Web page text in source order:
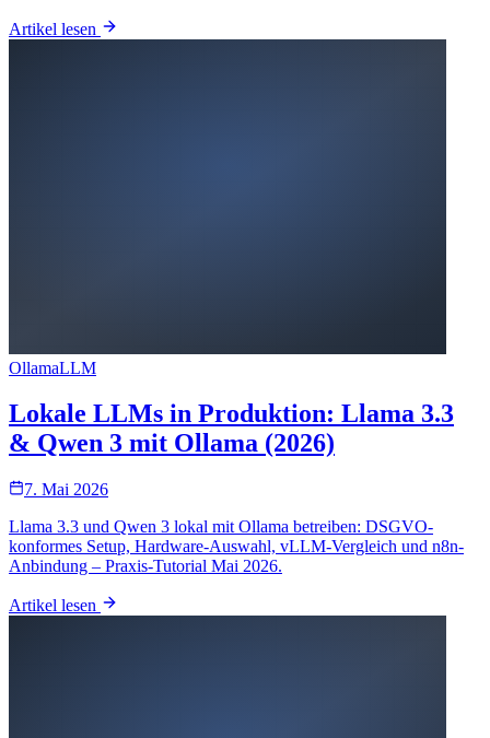
Artikel lesen
OllamaLLM
Lokale LLMs in Produktion: Llama 3.3
& Qwen 3 mit Ollama (2026)
7. Mai 2026
Llama 3.3 und Qwen 3 lokal mit Ollama betreiben: DSGVO-
konformes Setup, Hardware-Auswahl, vLLM-Vergleich und n8n-
Anbindung – Praxis-Tutorial Mai 2026.
Artikel lesen